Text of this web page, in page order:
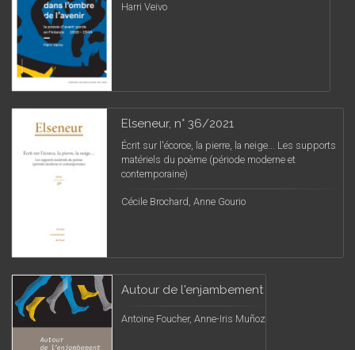
Harri Veivo
Elseneur, n° 36/2021
Écrit sur l'écorce, la pierre, la neige... Les supports
matériels du poème (période moderne et
contemporaine)
Cécile Brochard, Anne Gourio
Autour de l'enjambement
Antoine Foucher, Anne-Iris Muñoz